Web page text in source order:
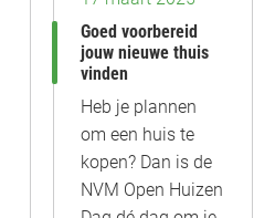
Goed voorbereid
jouw nieuwe thuis
vinden
Heb je plannen
om een huis te
kopen? Dan is de
NVM Open Huizen